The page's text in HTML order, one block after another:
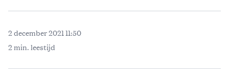
2 december 2021 11:50
2 min. leestijd